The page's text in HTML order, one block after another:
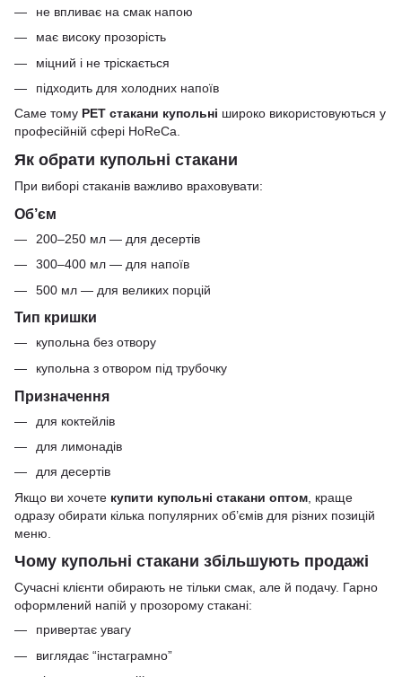
не впливає на смак напою
має високу прозорість
міцний і не тріскається
підходить для холодних напоїв
Саме тому PET стакани купольні широко використовуються у
професійній сфері HoReCa.
Як обрати купольні стакани
При виборі стаканів важливо враховувати:
Об’єм
200–250 мл — для десертів
300–400 мл — для напоїв
500 мл — для великих порцій
Тип кришки
купольна без отвору
купольна з отвором під трубочку
Призначення
для коктейлів
для лимонадів
для десертів
Якщо ви хочете купити купольні стакани оптом , краще
одразу обирати кілька популярних об’ємів для різних позицій
меню.
Чому купольні стакани збільшують продажі
Сучасні клієнти обирають не тільки смак, але й подачу. Гарно
оформлений напій у прозорому стакані:
привертає увагу
виглядає “інстаграмно”